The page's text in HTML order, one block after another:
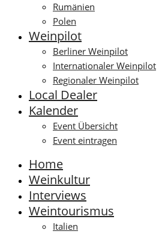
Rumänien
Polen
Weinpilot
Berliner Weinpilot
Internationaler Weinpilot
Regionaler Weinpilot
Local Dealer
Kalender
Event Übersicht
Event eintragen
Home
Weinkultur
Interviews
Weintourismus
Italien